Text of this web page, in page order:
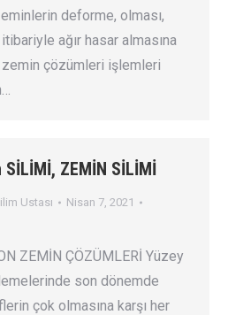
deforme, olması,
ağır hasar almasına
çözümleri işlemleri
ZEMİN SİLİMİ
Ustası
Nisan 7, 2021
ZEMİN ÇÖZÜMLERİ Yüzey
son dönemde
çok olmasına karşı her